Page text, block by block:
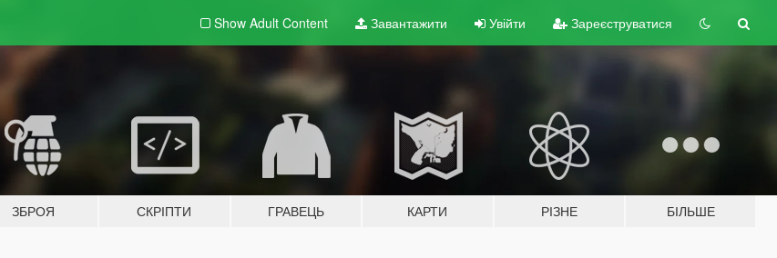
Show Adult Content Завантажити Увійти Зареєструватися
ЗБРОЯ СКРІПТИ ГРАВЕЦЬ КАРТИ РІЗНЕ БІЛЬШЕ